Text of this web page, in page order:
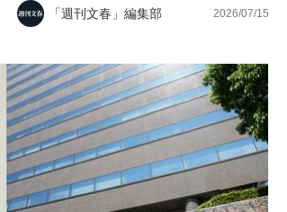
「週刊文春」編集部
2026/07/15